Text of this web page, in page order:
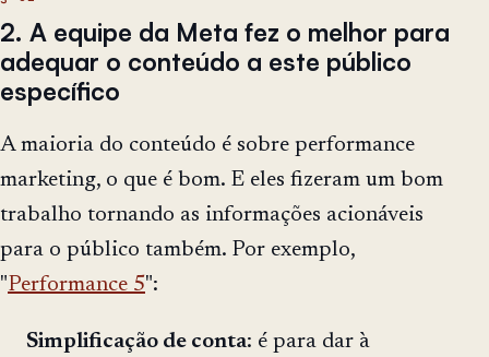
2. A equipe da Meta fez o melhor para
adequar o conteúdo a este público
específico
A maioria do conteúdo é sobre performance
marketing, o que é bom. E eles fizeram um bom
trabalho tornando as informações acionáveis
para o público também. Por exemplo,
"Performance 5":
Simplificação de conta: é para dar à